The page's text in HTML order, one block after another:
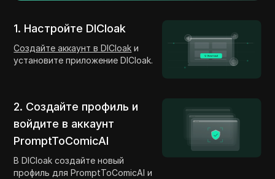
1. Настройте DICloak
Создайте аккаунт в DICloak и
установите приложение DICloak.
2. Создайте профиль и
войдите в аккаунт
PromptToComicAI
В DICloak создайте новый
профиль для PromptToComicAI и